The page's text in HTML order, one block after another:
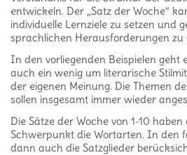
entwickeln. Der „Satz der Woche“
individuelle Lernziele zu setzen und
sprachlichen Herausforderungen zu
In den vorliegenden Beispielen geht
auch ein wenig um literarische
der eigenen Meinung. Die Themen
sollen insgesamt immer wieder
Die Sätze der Woche von 1-10
Schwerpunkt die Wortarten. In den
dann auch die Satzglieder